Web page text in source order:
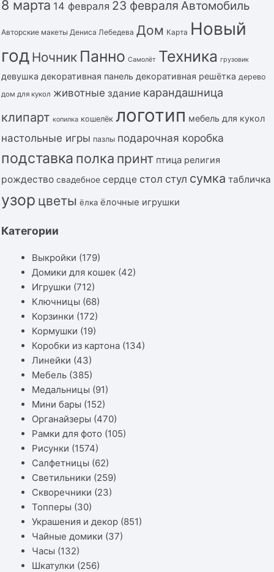
8 марта 14 февраля 23 февраля Автомобиль
Авторские макеты Дениса Лебедева Дом Карта Новый
год Ночник Панно Самолёт Техника грузовик
девушка декоративная панель декоративная решётка дерево
дом для кукол животные здание карандашница
клипарт копилка кошелёк логотип мебель для кукол
настольные игры пазлы подарочная коробка
подставка полка принт птица религия
рождество свадебное сердце стол стул сумка табличка
узор цветы ёлка ёлочные игрушки
Категории
Выкройки (179)
Домики для кошек (42)
Игрушки (712)
Ключницы (68)
Корзинки (172)
Кормушки (19)
Коробки из картона (134)
Линейки (43)
Мебель (385)
Медальницы (91)
Мини бары (152)
Органайзеры (470)
Рамки для фото (105)
Рисунки (1574)
Салфетницы (62)
Светильники (259)
Скворечники (23)
Топперы (30)
Украшения и декор (851)
Чайные домики (37)
Часы (132)
Шкатулки (256)